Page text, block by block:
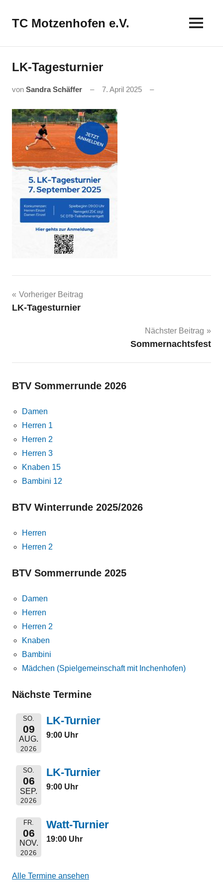
InhaltTC Motzenhofen e.V.
LK-Tagesturnier
von Sandra Schäffer 7. April 2025
Beitragsnavigation
Vorheriger Beitrag
LK-Tagesturnier
Nächster Beitrag
Sommernachtsfest
BTV Sommerrunde 2026
Damen
Herren 1
Herren 2
Herren 3
Knaben 15
Bambini 12
BTV Winterrunde 2025/2026
Herren
Herren 2
BTV Sommerrunde 2025
Damen
Herren
Herren 2
Knaben
Bambini
Mädchen (Spielgemeinschaft mit Inchenhofen)
Nächste Termine
SO.
09
AUG.
2026
LK-Turnier
9:00 Uhr
SO.
06
SEP.
2026
LK-Turnier
9:00 Uhr
FR.
06
NOV.
2026
Watt-Turnier
19:00 Uhr
Alle Termine ansehen